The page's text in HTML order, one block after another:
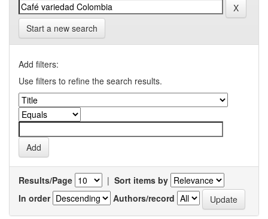
Start a new search
Add filters:
Use filters to refine the search results.
Results/Page | Sort items by
In order
Authors/record